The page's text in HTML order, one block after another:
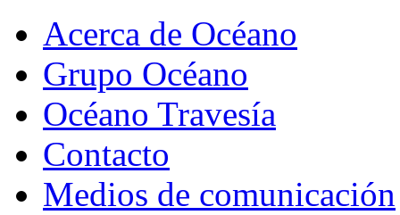
Acerca de Océano
Grupo Océano
Océano Travesía
Contacto
Medios de comunicación